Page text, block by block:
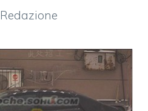
Redazione